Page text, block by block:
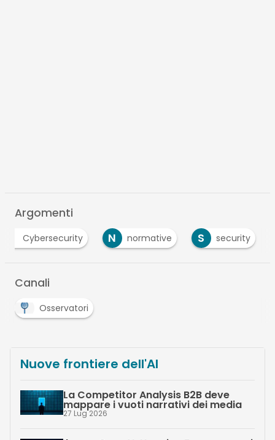
Argomenti
Cybersecurity N normative S security
Canali
Osservatori
Nuove frontiere dell'AI
La Competitor Analysis B2B deve
mappare i vuoti narrativi dei media
27 Lug 2026